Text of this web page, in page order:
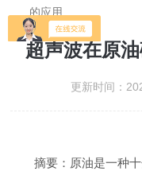
的应用
超声波在原
更新时间：
摘要：原油是一种